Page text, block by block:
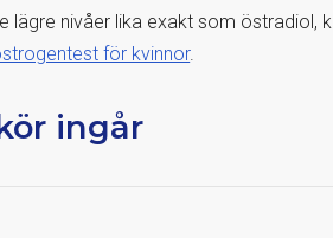
lägre nivåer lika exakt som östradiol,
för kvinnor.
ingår